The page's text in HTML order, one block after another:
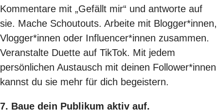
Kommentare mit „Gefällt mir“ und antworte auf
sie. Mache Schoutouts. Arbeite mit Blogger*innen,
Vlogger*innen oder Influencer*innen zusammen.
Veranstalte Duette auf TikTok. Mit jedem
persönlichen Austausch mit deinen Follower*innen
kannst du sie mehr für dich begeistern.
7. Baue dein Publikum aktiv auf.